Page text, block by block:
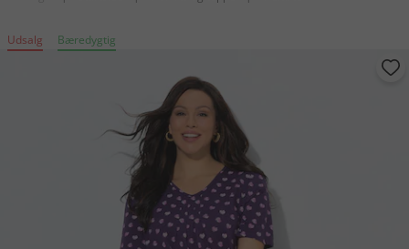
Udsalg Bæredygtig